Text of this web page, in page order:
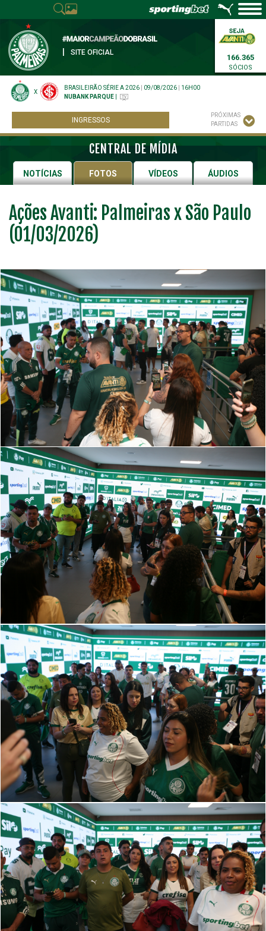
SITE OFICIAL
166.365
SÓCIOS
X
BRASILEIRÃO SÉRIE A 2026 09/08/2026
16H00
NUBANK PARQUE
INGRESSOS
PRÓXIMAS
PARTIDAS
CENTRAL DE MÍDIA
NOTÍCIAS FOTOS VÍDEOS ÁUDIOS
Ações Avanti: Palmeiras x São Paulo
(01/03/2026)